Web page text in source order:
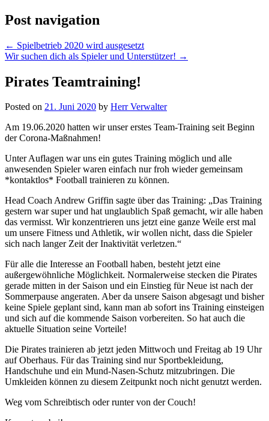
Post navigation
← Spielbetrieb 2020 wird ausgesetzt
Wir suchen dich als Spieler und Unterstützer! →
Pirates Teamtraining!
Posted on 21. Juni 2020 by Herr Verwalter
Am 19.06.2020 hatten wir unser erstes Team-Training seit Beginn
der Corona-Maßnahmen!
Unter Auflagen war uns ein gutes Training möglich und alle
anwesenden Spieler waren einfach nur froh wieder gemeinsam
*kontaktlos* Football trainieren zu können.
Head Coach Andrew Griffin sagte über das Training: „Das Training
gestern war super und hat unglaublich Spaß gemacht, wir alle haben
das vermisst. Wir konzentrieren uns jetzt eine ganze Weile erst mal
um unsere Fitness und Athletik, wir wollen nicht, dass die Spieler
sich nach langer Zeit der Inaktivität verletzen.“
Für alle die Interesse an Football haben, besteht jetzt eine
außergewöhnliche Möglichkeit. Normalerweise stecken die Pirates
gerade mitten in der Saison und ein Einstieg für Neue ist nach der
Sommerpause angeraten. Aber da unsere Saison abgesagt und bisher
keine Spiele geplant sind, kann man ab sofort ins Training einsteigen
und sich auf die kommende Saison vorbereiten. So hat auch die
aktuelle Situation seine Vorteile!
Die Pirates trainieren ab jetzt jeden Mittwoch und Freitag ab 19 Uhr
auf Oberhaus. Für das Training sind nur Sportbekleidung,
Handschuhe und ein Mund-Nasen-Schutz mitzubringen. Die
Umkleiden können zu diesem Zeitpunkt noch nicht genutzt werden.
Weg vom Schreibtisch oder runter von der Couch!